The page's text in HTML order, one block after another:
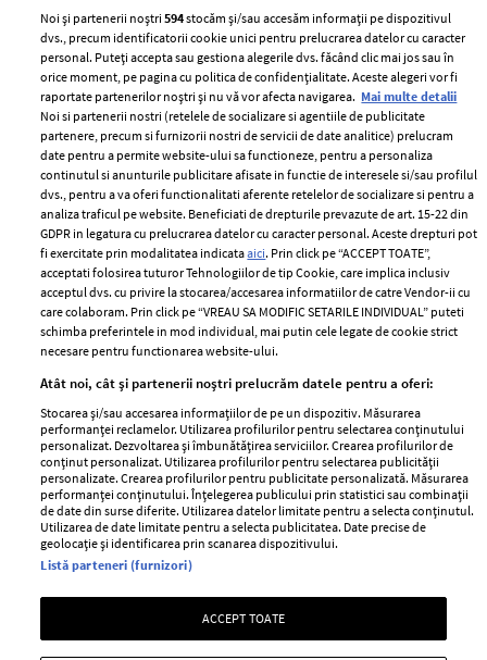
ELLE Style Awards
2024
Despre ELLE
Romania
Contact
Abonamente
Termeni si conditii
Politica de
confidențialitate
Politica de cookies
Publicitate
GSP
Unica
Baby
Retete
femei
Viva
Avantaje
Retete practice
Pariază responsabil! Decizia ONJN nr. 821/25.09.2025.
Jocurile de noroc sunt interzise minorilor.
Noi și partenerii noștri594stocăm și/sau accesăm informații pe dispozitivul
dvs., precum identificatorii cookie unici pentru prelucrarea datelor cu caracter
personal. Puteți accepta sau gestiona alegerile dvs. făcând clic mai jos sau în
orice moment, pe pagina cu politica de confidențialitate. Aceste alegeri vor fi
raportate partenerilor noștri și nu vă vor afecta navigarea. Mai multe detalii
Noi si partenerii nostri (retelele de socializare si agentiile de publicitate
partenere, precum si furnizorii nostri de servicii de date analitice) prelucram
date pentru a permite website-ului sa functioneze, pentru a personaliza
continutul si anunturile publicitare afisate in functie de interesele si/sau profilul
dvs., pentru a va oferi functionalitati aferente retelelor de socializare si pentru a
analiza traficul pe website. Beneficiati de drepturile prevazute de art. 15-22 din
GDPR in legatura cu prelucrarea datelor cu caracter personal. Aceste drepturi pot
fi exercitate prin modalitatea indicataaici. Prin click pe “ACCEPT TOATE”,
acceptati folosirea tuturor Tehnologiilor de tip Cookie, care implica inclusiv
acceptul dvs. cu privire la stocarea/accesarea informatiilor de catre Vendor-ii cu
care colaboram. Prin click pe “VREAU SA MODIFIC SETARILE INDIVIDUAL” puteti
schimba preferintele in mod individual, mai putin cele legate de cookie strict
necesare pentru functionarea website-ului.
Atât noi, cât și partenerii noștri prelucrăm datele pentru a oferi:
Stocarea și/sau accesarea informațiilor de pe un dispozitiv. Măsurarea
performanței reclamelor. Utilizarea profilurilor pentru selectarea conținutului
personalizat. Dezvoltarea și îmbunătățirea serviciilor. Crearea profilurilor de
conținut personalizat. Utilizarea profilurilor pentru selectarea publicității
personalizate. Crearea profilurilor pentru publicitate personalizată. Măsurarea
performanței conținutului. Înțelegerea publicului prin statistici sau combinații
de date din surse diferite. Utilizarea datelor limitate pentru a selecta conținutul.
Utilizarea de date limitate pentru a selecta publicitatea. Date precise de
geolocație și identificarea prin scanarea dispozitivului.
Listă parteneri (furnizori)
ACCEPT TOATE